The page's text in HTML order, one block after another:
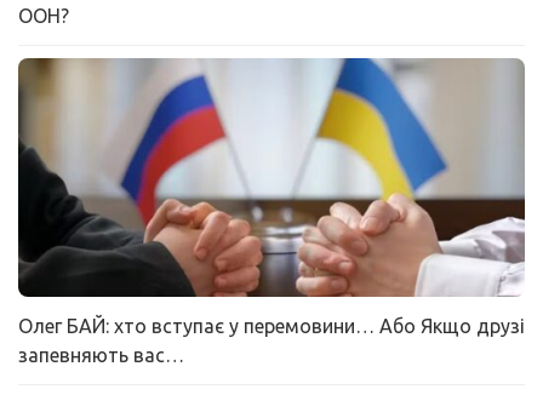
ООН?
Олег БАЙ: хто вступає у перемовини… Або Якщо друзі
запевняють вас…